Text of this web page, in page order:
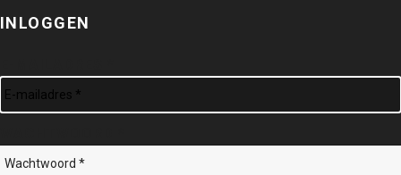
INLOGGEN